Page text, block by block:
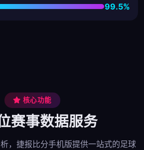
99.5%
核心功能
赛事数据服务
，捷报比分手机版提供一站式的足球